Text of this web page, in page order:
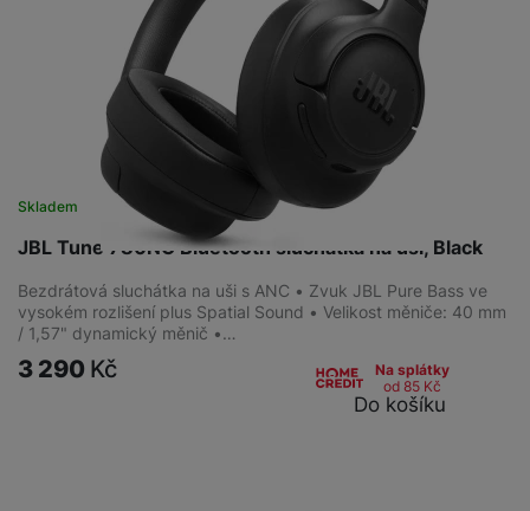
JBL Tune 780NC Bluetooth sluchátka na uši, Black
Skladem
Bezdrátová sluchátka na uši s ANC • Zvuk JBL Pure Bass ve
vysokém rozlišení plus Spatial Sound • Velikost měniče: 40 mm
/ 1,57" dynamický měnič •…
3 290 Kč
Na splátky
od 85 Kč
Do košíku